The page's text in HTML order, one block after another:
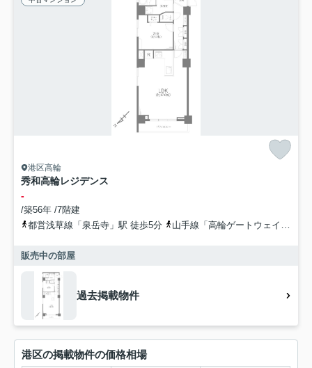
港区高輪
秀和高輪レジデンス
-
/築56年 /7階建
都営浅草線「泉岳寺」駅 徒歩5分
山手線「高輪ゲートウェイ」駅 徒歩10分
販売中の部屋
過去掲載物件
港区の掲載物件の価格相場